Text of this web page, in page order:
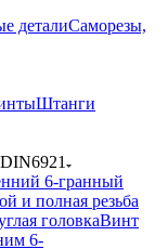
деталиСаморезы,
Штанги
6-гранный
и полная резьба
головкаВинт
6-